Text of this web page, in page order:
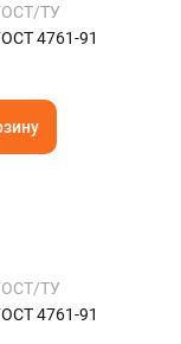
ТУ
4761-91
ТУ
4761-91